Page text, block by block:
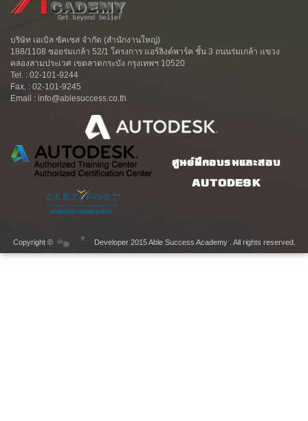
บริษัท เอเบิล ซัคเซส จำกัด (สำนักงานใหญ่)
188/1108 ซอยร่มเกล้า 52/1 โครงการ แอร์ลิงค์พาร์ค ชั้น 3 ถนนร่มเกล้า แขวง
คลองสามประเวศ เขตลาดกระบัง กรุงเทพฯ 10520
Tel. : 02-101-9244
Fax. : 02-101-9245
Email : info@ablesuccess.co.th
ศูนย์ฝึกอบรมและสอบ
AUTODESK
Copyright © Developer 2015 Able Success Academy . All rights reserved.